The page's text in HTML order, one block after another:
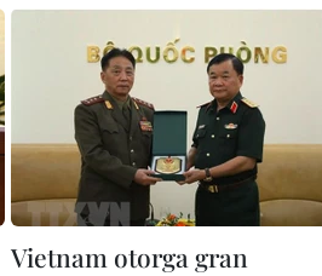
Vietnam otorga gran